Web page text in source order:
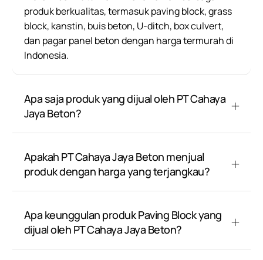
produk berkualitas, termasuk paving block, grass
block, kanstin, buis beton, U-ditch, box culvert,
dan pagar panel beton dengan harga termurah di
Indonesia.
Apa saja produk yang dijual oleh PT Cahaya
Jaya Beton?
Apakah PT Cahaya Jaya Beton menjual
produk dengan harga yang terjangkau?
Apa keunggulan produk Paving Block yang
dijual oleh PT Cahaya Jaya Beton?